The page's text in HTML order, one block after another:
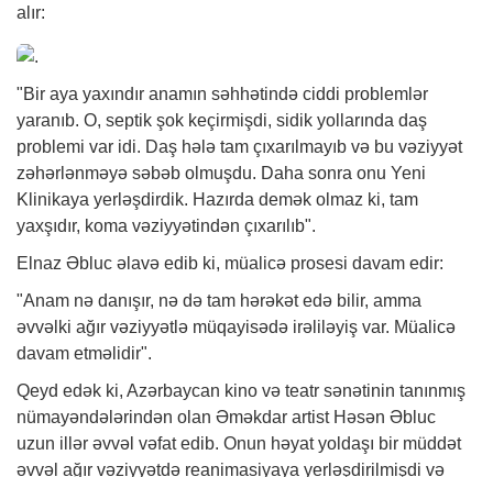
alır:
"Bir aya yaxındır anamın səhhətində ciddi problemlər
yaranıb. O, septik şok keçirmişdi, sidik yollarında daş
problemi var idi. Daş hələ tam çıxarılmayıb və bu vəziyyət
zəhərlənməyə səbəb olmuşdu. Daha sonra onu Yeni
Klinikaya yerləşdirdik. Hazırda demək olmaz ki, tam
yaxşıdır, koma vəziyyətindən çıxarılıb".
Elnaz Əbluc əlavə edib ki, müalicə prosesi davam edir:
"Anam nə danışır, nə də tam hərəkət edə bilir, amma
əvvəlki ağır vəziyyətlə müqayisədə irəliləyiş var. Müalicə
davam etməlidir".
Qeyd edək ki, Azərbaycan kino və teatr sənətinin tanınmış
nümayəndələrindən olan Əməkdar artist Həsən Əbluc
uzun illər əvvəl vəfat edib. Onun həyat yoldaşı bir müddət
əvvəl ağır vəziyyətdə reanimasiyaya yerləşdirilmişdi və